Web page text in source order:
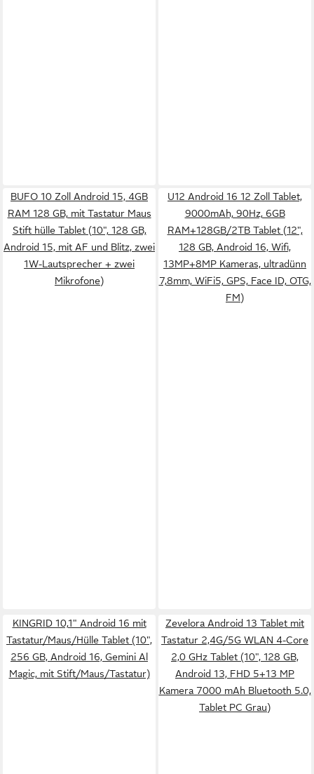
BUFO 10 Zoll Android 15, 4GB
RAM 128 GB, mit Tastatur Maus
Stift hülle Tablet (10", 128 GB,
Android 15, mit AF und Blitz, zwei
1W-Lautsprecher + zwei
Mikrofone)
U12 Android 16 12 Zoll Tablet,
9000mAh, 90Hz, 6GB
RAM+128GB/2TB Tablet (12",
128 GB, Android 16, Wifi,
13MP+8MP Kameras, ultradünn
7,8mm, WiFi5, GPS, Face ID, OTG,
FM)
KINGRID 10,1" Android 16 mit
Tastatur/Maus/Hülle Tablet (10",
256 GB, Android 16, Gemini Al
Magic, mit Stift/Maus/Tastatur)
Zevelora Android 13 Tablet mit
Tastatur 2,4G/5G WLAN 4-Core
2,0 GHz Tablet (10", 128 GB,
Android 13, FHD 5+13 MP
Kamera 7000 mAh Bluetooth 5.0,
Tablet PC Grau)